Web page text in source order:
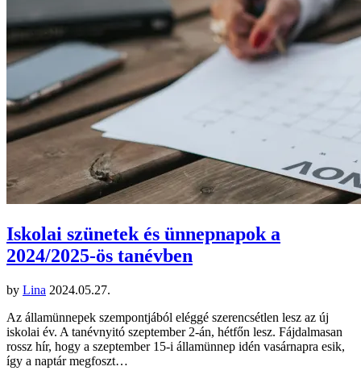
Iskolai szünetek és ünnepnapok a
2024/2025-ös tanévben
by Lina 2024.05.27.
Az államünnepek szempontjából eléggé szerencsétlen lesz az új
iskolai év. A tanévnyitó szeptember 2-án, hétfőn lesz. Fájdalmasan
rossz hír, hogy a szeptember 15-i államünnep idén vasárnapra esik,
így a naptár megfoszt…